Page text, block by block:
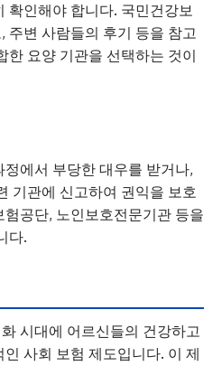
확인해야 합니다. 국민건강보
주변 사람들의 후기 등을 참고
한 요양 기관을 선택하는 것이
정에서 부당한 대우를 받거나,
기관에 신고하여 권익을 보호
공단, 노인보호전문기관 등을
다.
시대에 어르신들의 건강하고
사회 보험 제도입니다. 이 제